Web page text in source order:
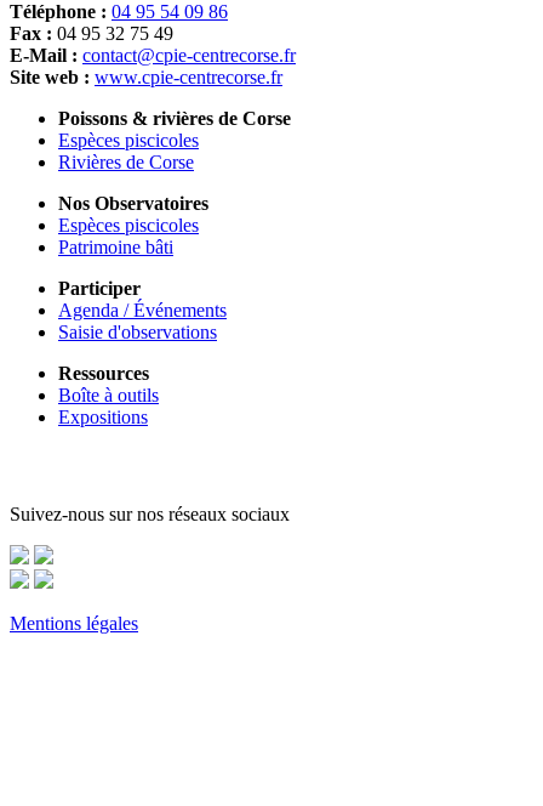
Téléphone : 04 95 54 09 86
Fax : 04 95 32 75 49
E-Mail : contact@cpie-centrecorse.fr
Site web : www.cpie-centrecorse.fr
Poissons & rivières de Corse
Espèces piscicoles
Rivières de Corse
Nos Observatoires
Espèces piscicoles
Patrimoine bâti
Participer
Agenda / Événements
Saisie d'observations
Ressources
Boîte à outils
Expositions
Suivez-nous sur nos réseaux sociaux
Mentions légales